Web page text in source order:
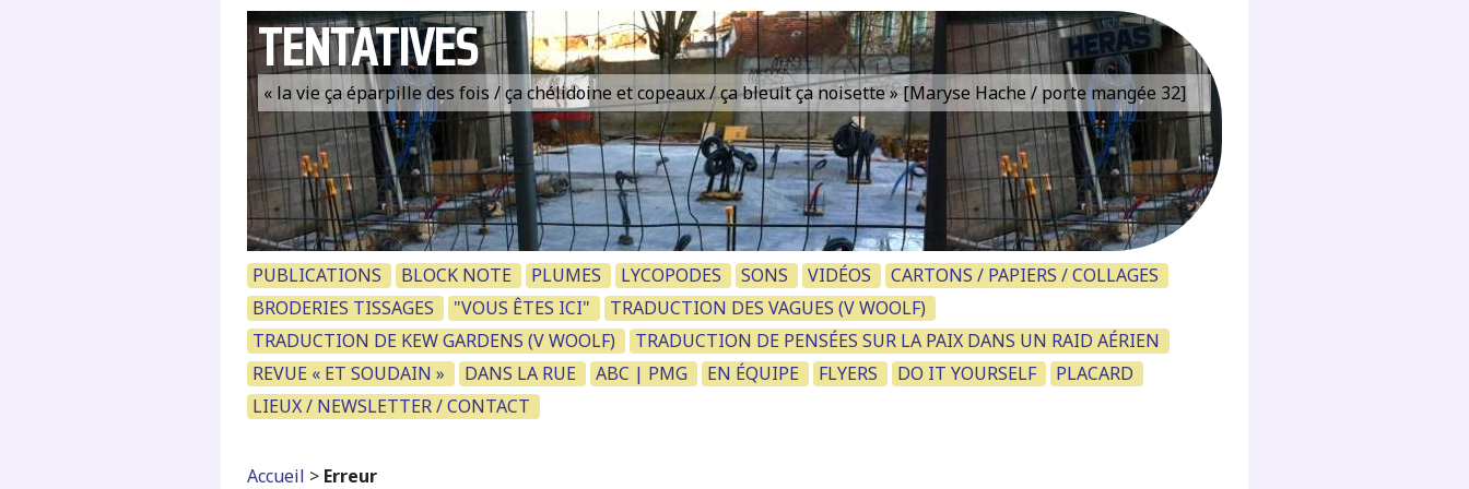
TENTATIVES
« la vie ça éparpille des fois / ça chélidoine et copeaux / ça bleuit ça noisette » [Maryse Hache / porte mangée 32]
PUBLICATIONS BLOCK NOTE PLUMES LYCOPODES SONS VIDÉOS
CARTONS / PAPIERS / COLLAGES
BRODERIES TISSAGES
"VOUS ÊTES ICI"
TRADUCTION DES VAGUES (V WOOLF)
TRADUCTION DE KEW GARDENS (V WOOLF)
TRADUCTION DE PENSÉES SUR LA PAIX DANS UN RAID AÉRIEN
REVUE « ET SOUDAIN »
DANS LA RUE ABC | PMG EN ÉQUIPE FLYERS DO IT YOURSELF
PLACARD
LIEUX / NEWSLETTER / CONTACT
Accueil > Erreur